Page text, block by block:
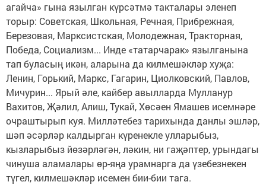
агайча» гына язылган күрсәтмә такталары эленеп
торыр: Советская, Школьная, Речная, Прибрежная,
Березовая, Марксистская, Молодежная, Тракторная,
Победа, Социализм... Инде «татарчарак» язылганына
тап буласың икән, аларына да килмешәкләр хуҗа:
Ленин, Горький, Маркс, Гагарин, Циолковский, Павлов,
Мичурин... Ярый әле, кайбер авылларда Мулланур
Вахитов, Җәлил, Алиш, Тукай, Хөсәен Ямашев исемнәре
очраштырып куя. Милләтебез тарихында данлы эшләр,
шәп әсәрләр калдырган күренекле улларыбыз,
кызларыбыз йөзәрләгән, ләкин, ни гаҗәптер, урындагы
чинуша аламалары өр-яңа урамнарга да үзебезнекен
түгел, килмешәкләр исемен бии-бии тага.